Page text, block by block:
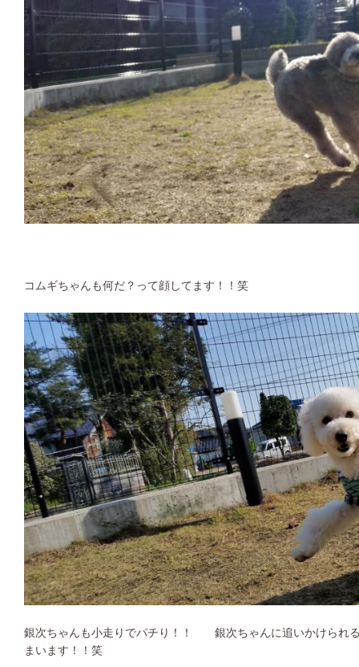
コムギちゃんも何だ？って顔してます！！笑
銀次ちゃんも小走りでパチり！！ 銀次ちゃんに追いかけられ
まいます！！笑